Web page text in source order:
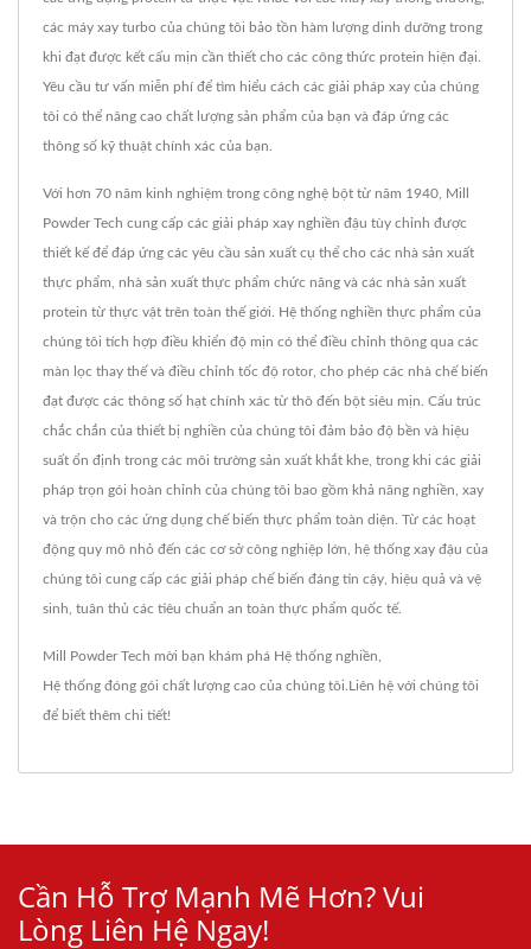
các máy xay turbo của chúng tôi bảo tồn hàm lượng dinh dưỡng trong
khi đạt được kết cấu mịn cần thiết cho các công thức protein hiện đại.
Yêu cầu tư vấn miễn phí để tìm hiểu cách các giải pháp xay của chúng
tôi có thể nâng cao chất lượng sản phẩm của bạn và đáp ứng các
thông số kỹ thuật chính xác của bạn.
Với hơn 70 năm kinh nghiệm trong công nghệ bột từ năm 1940, Mill
Powder Tech cung cấp các giải pháp xay nghiền đậu tùy chỉnh được
thiết kế để đáp ứng các yêu cầu sản xuất cụ thể cho các nhà sản xuất
thực phẩm, nhà sản xuất thực phẩm chức năng và các nhà sản xuất
protein từ thực vật trên toàn thế giới. Hệ thống nghiền thực phẩm của
chúng tôi tích hợp điều khiển độ mịn có thể điều chỉnh thông qua các
màn lọc thay thế và điều chỉnh tốc độ rotor, cho phép các nhà chế biến
đạt được các thông số hạt chính xác từ thô đến bột siêu mịn. Cấu trúc
chắc chắn của thiết bị nghiền của chúng tôi đảm bảo độ bền và hiệu
suất ổn định trong các môi trường sản xuất khắt khe, trong khi các giải
pháp trọn gói hoàn chỉnh của chúng tôi bao gồm khả năng nghiền, xay
và trộn cho các ứng dụng chế biến thực phẩm toàn diện. Từ các hoạt
động quy mô nhỏ đến các cơ sở công nghiệp lớn, hệ thống xay đậu của
chúng tôi cung cấp các giải pháp chế biến đáng tin cậy, hiệu quả và vệ
sinh, tuân thủ các tiêu chuẩn an toàn thực phẩm quốc tế.
Mill Powder Tech mời bạn khám phá Hệ thống nghiền
Hệ thống đóng gói chất lượng cao của chúng tôi. Liên hệ với chúng tôi
để biết thêm chi tiết!
Cần Hỗ Trợ Mạnh Mẽ Hơn? Vui
Lòng Liên Hệ Ngay!